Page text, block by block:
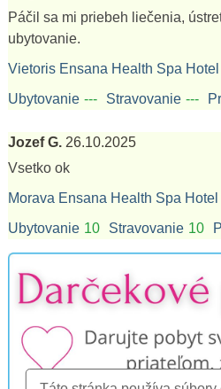
Páčil sa mi priebeh liečenia,
ubytovanie.
Vietoris Ensana Health Spa Hotel
Ubytovanie --- Stravovanie ---
Jozef G. 26.10.2025
Vsetko ok
Morava Ensana Health Spa Hotel
Ubytovanie 10 Stravovanie 10